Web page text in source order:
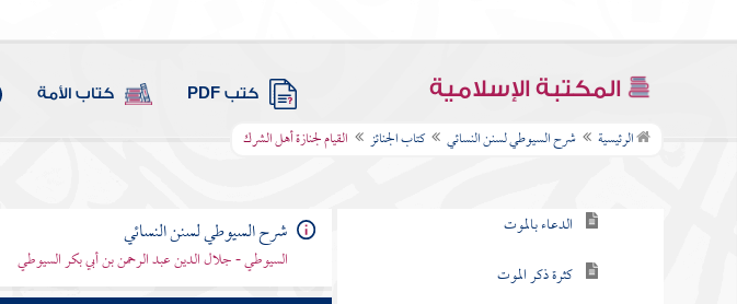
المكتبة الإسلامية كتب PDF كتاب الأمة
الرئيسية شرح السيوطي لسنن النسائي كتاب الجنائز القيام لجنازة أهل الشرك
كتاب صلاة العيدين
كتاب قيام الليل وتطوع النهار
كتاب الجنائز
الدعاء بالموت
كثرة ذكر الموت
شرح السيوطي لسنن النسائي
السيوطي - جلال الدين عبد الرحمن بن أبي بكر السيوطي